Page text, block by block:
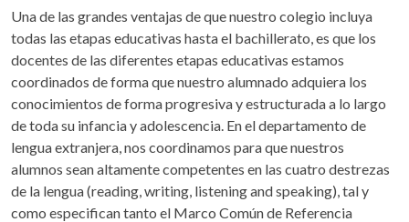
Una de las grandes ventajas de que nuestro colegio incluya
todas las etapas educativas hasta el bachillerato, es que los
docentes de las diferentes etapas educativas estamos
coordinados de forma que nuestro alumnado adquiera los
conocimientos de forma progresiva y estructurada a lo largo
de toda su infancia y adolescencia. En el departamento de
lengua extranjera, nos coordinamos para que nuestros
alumnos sean altamente competentes en las cuatro destrezas
de la lengua (reading, writing, listening and speaking), tal y
como especifican tanto el Marco Común de Referencia